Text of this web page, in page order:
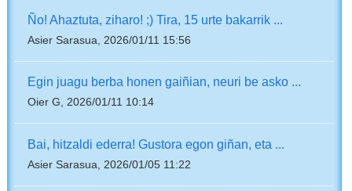
Ño! Ahaztuta, ziharo! ;) Tira, 15 urte bakarrik ...
Asier Sarasua, 2026/01/11 15:56
Egin juagu berba honen gaiñian, neuri be asko ...
Oier G, 2026/01/11 10:14
Bai, hitzaldi ederra! Gustora egon giñan, eta ...
Asier Sarasua, 2026/01/05 11:22